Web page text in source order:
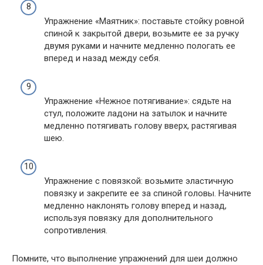
Упражнение «Маятник»: поставьте стойку ровной
спиной к закрытой двери, возьмите ее за ручку
двумя руками и начните медленно пологать ее
вперед и назад между себя.
Упражнение «Нежное потягивание»: сядьте на
стул, положите ладони на затылок и начните
медленно потягивать голову вверх, растягивая
шею.
Упражнение с повязкой: возьмите эластичную
повязку и закрепите ее за спиной головы. Начните
медленно наклонять голову вперед и назад,
используя повязку для дополнительного
сопротивления.
Помните, что выполнение упражнений для шеи должно